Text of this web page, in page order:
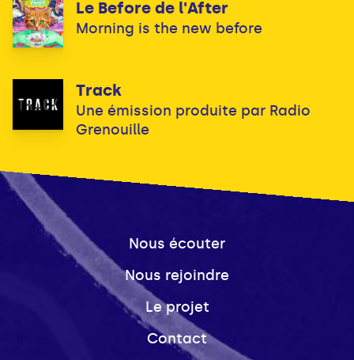
Le Before de l'After
Morning is the new before
Track
Une émission produite par Radio
Grenouille
Nous écouter
Nous rejoindre
Le projet
Contact